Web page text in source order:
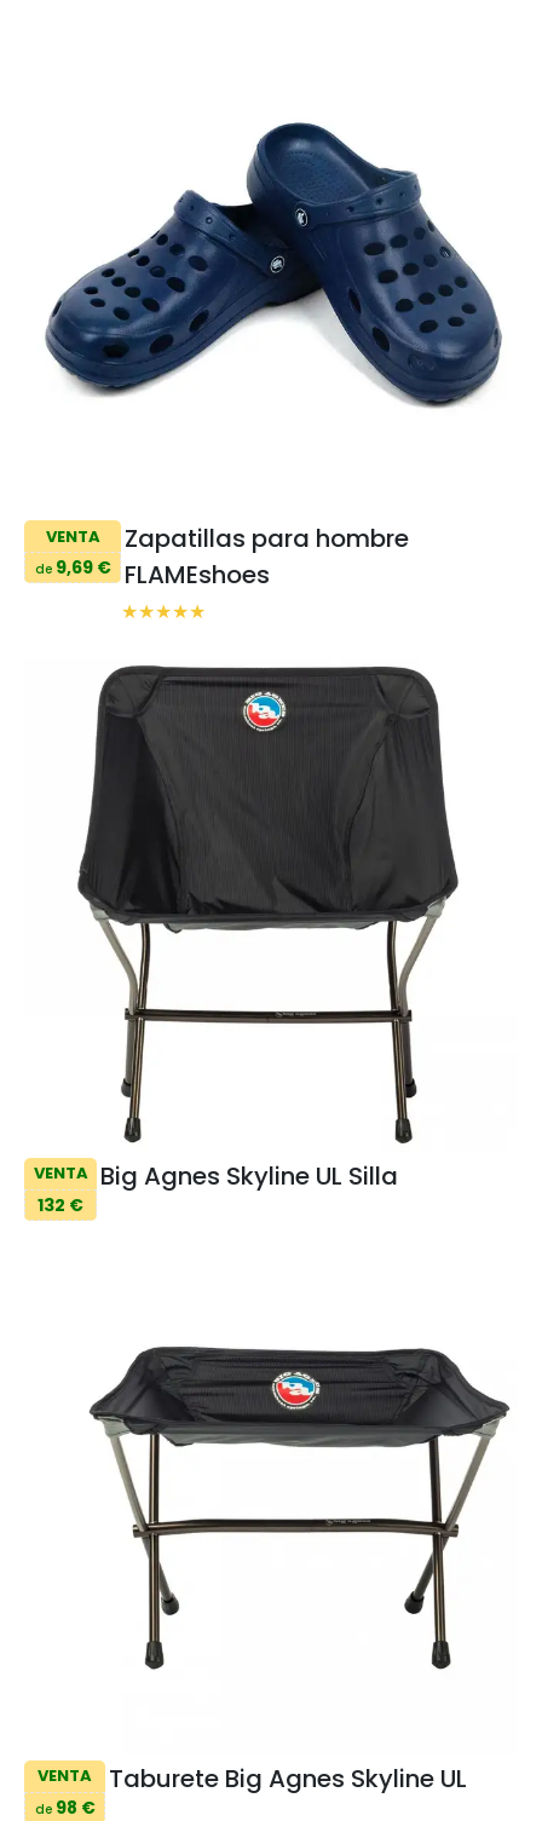
VENTA
de9,69 €
Zapatillas para hombre
FLAMEshoes
VENTA
132 €
Big Agnes Skyline UL Silla
VENTA
de98 €
Taburete Big Agnes Skyline UL